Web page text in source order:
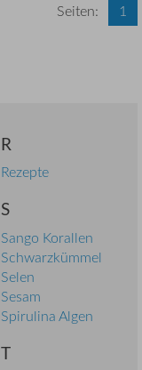
Seiten: 1
R
Rezepte
S
Sango Korallen
Schwarzkümmel
Selen
Sesam
Spirulina Algen
T